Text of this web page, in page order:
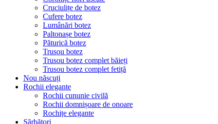
Cruciulițe de botez
Cufere botez
Lumânări botez
Paltonașe botez
Păturică botez
Trusou botez
Trusou botez complet băieți
Trusou botez complet fetiță
Nou născuți
Rochii elegante
Rochii cununie civilă
Rochii domnișoare de onoare
Rochițe elegante
Sărbători